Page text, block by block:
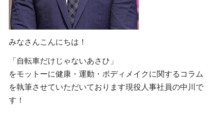
みなさんこんにちは！
「自転車だけじゃないあさひ」
をモットーに健康・運動・ボディメイクに関するコラム
を執筆させていただいております現役人事社員の中川で
す！